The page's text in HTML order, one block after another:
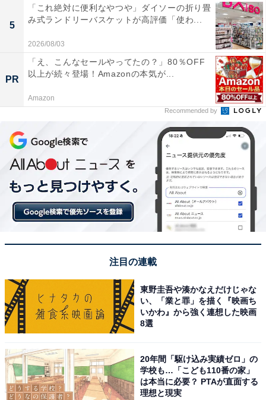
5
「これ絶対に便利なやつや」ダイソーの折り畳
み式ランドリーバスケットが高評価「使わ...
2026/08/03
PR
「え、こんなセールやってたの？」80％OFF
以上が続々登場！Amazonの本気が...
Amazon
Recommended by
注目の連載
東野圭吾や湊かなえだけじゃな
い、「業と罪」を描く『映画ち
いかわ』から強く連想した映画
8選
20年間「駆け込み実績ゼロ」の
学校も…「こども110番の家」
は本当に必要？ PTAが直面する
理想と現実